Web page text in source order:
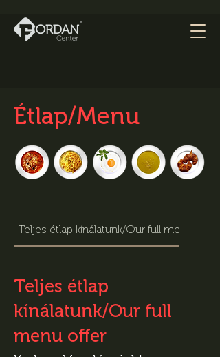
Étlap/Menu
Teljes étlap kínálatunk/Our full menu offer
Teljes étlap
kínálatunk/Our full
menu offer